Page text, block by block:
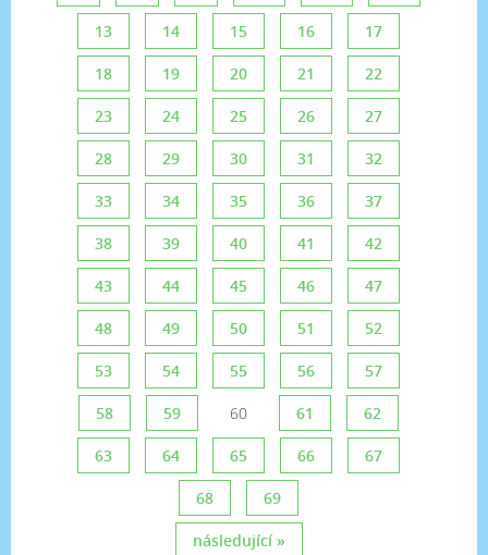
13 14 15 16 17
18 19 20 21 22
23 24 25 26 27
28 29 30 31 32
33 34 35 36 37
38 39 40 41 42
43 44 45 46 47
48 49 50 51 52
53 54 55 56 57
58 59 60 61 62
63 64 65 66 67
68 69
následující »